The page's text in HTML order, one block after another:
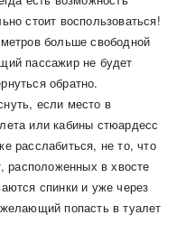
стоит воспользоваться!
больше свободной
пассажир не будет
обратно.
если место в
или кабины стюардесс
расслабиться, не то, что
расположенных в хвосте
спинки и уже через
попасть в туалет